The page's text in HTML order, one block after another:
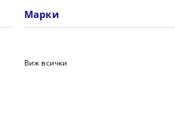
Марки
Виж всички